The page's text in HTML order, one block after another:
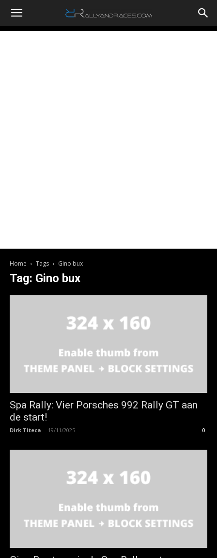
RallyandRaces.com
Home Tags Gino bux
Tag: Gino bux
Spa Rally: Vier Porsches 992 Rally GT aan
de start!
Dirk Titeca - 19/11/2025 0